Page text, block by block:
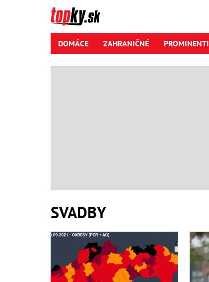
DOMÁCE ZAHRANIČNÉ PROMINENTI
SVADBY